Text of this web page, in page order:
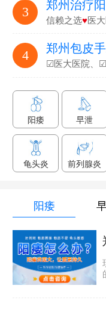
3 郑州治疗
信赖之选♥医
4 郑州包皮
☑医大医院、
阳痿 早泄
龟头炎 前列腺炎
阳痿